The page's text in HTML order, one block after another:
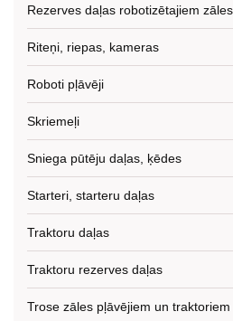
Rezerves daļas robotizētajiem
Riteņi, riepas, kameras
Roboti pļāvēji
Skriemeļi
Sniega pūtēju daļas, ķēdes
Starteri, starteru daļas
Traktoru daļas
Traktoru rezerves daļas
Trose zāles pļāvējiem un traktoriem